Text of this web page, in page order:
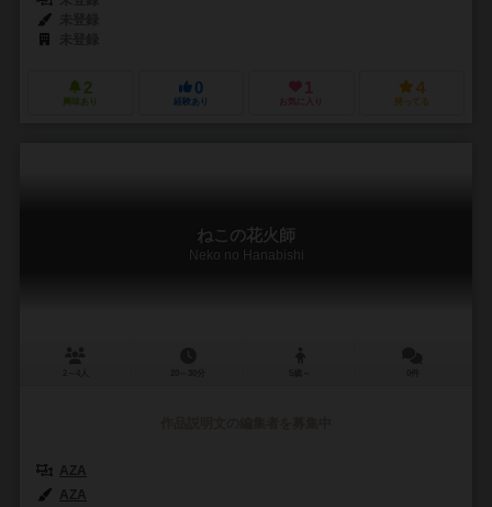
2
興味あり
0
経験あり
1
お気に入り
4
持ってる
ねこの花火師
Neko no Hanabishi
AZA
AZA